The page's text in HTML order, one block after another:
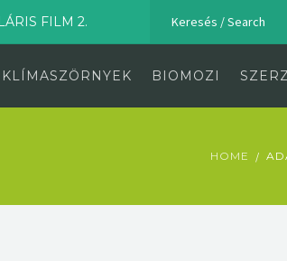
FILM 2.
KLÍMASZÖRNYEK BIOMOZI
HOME